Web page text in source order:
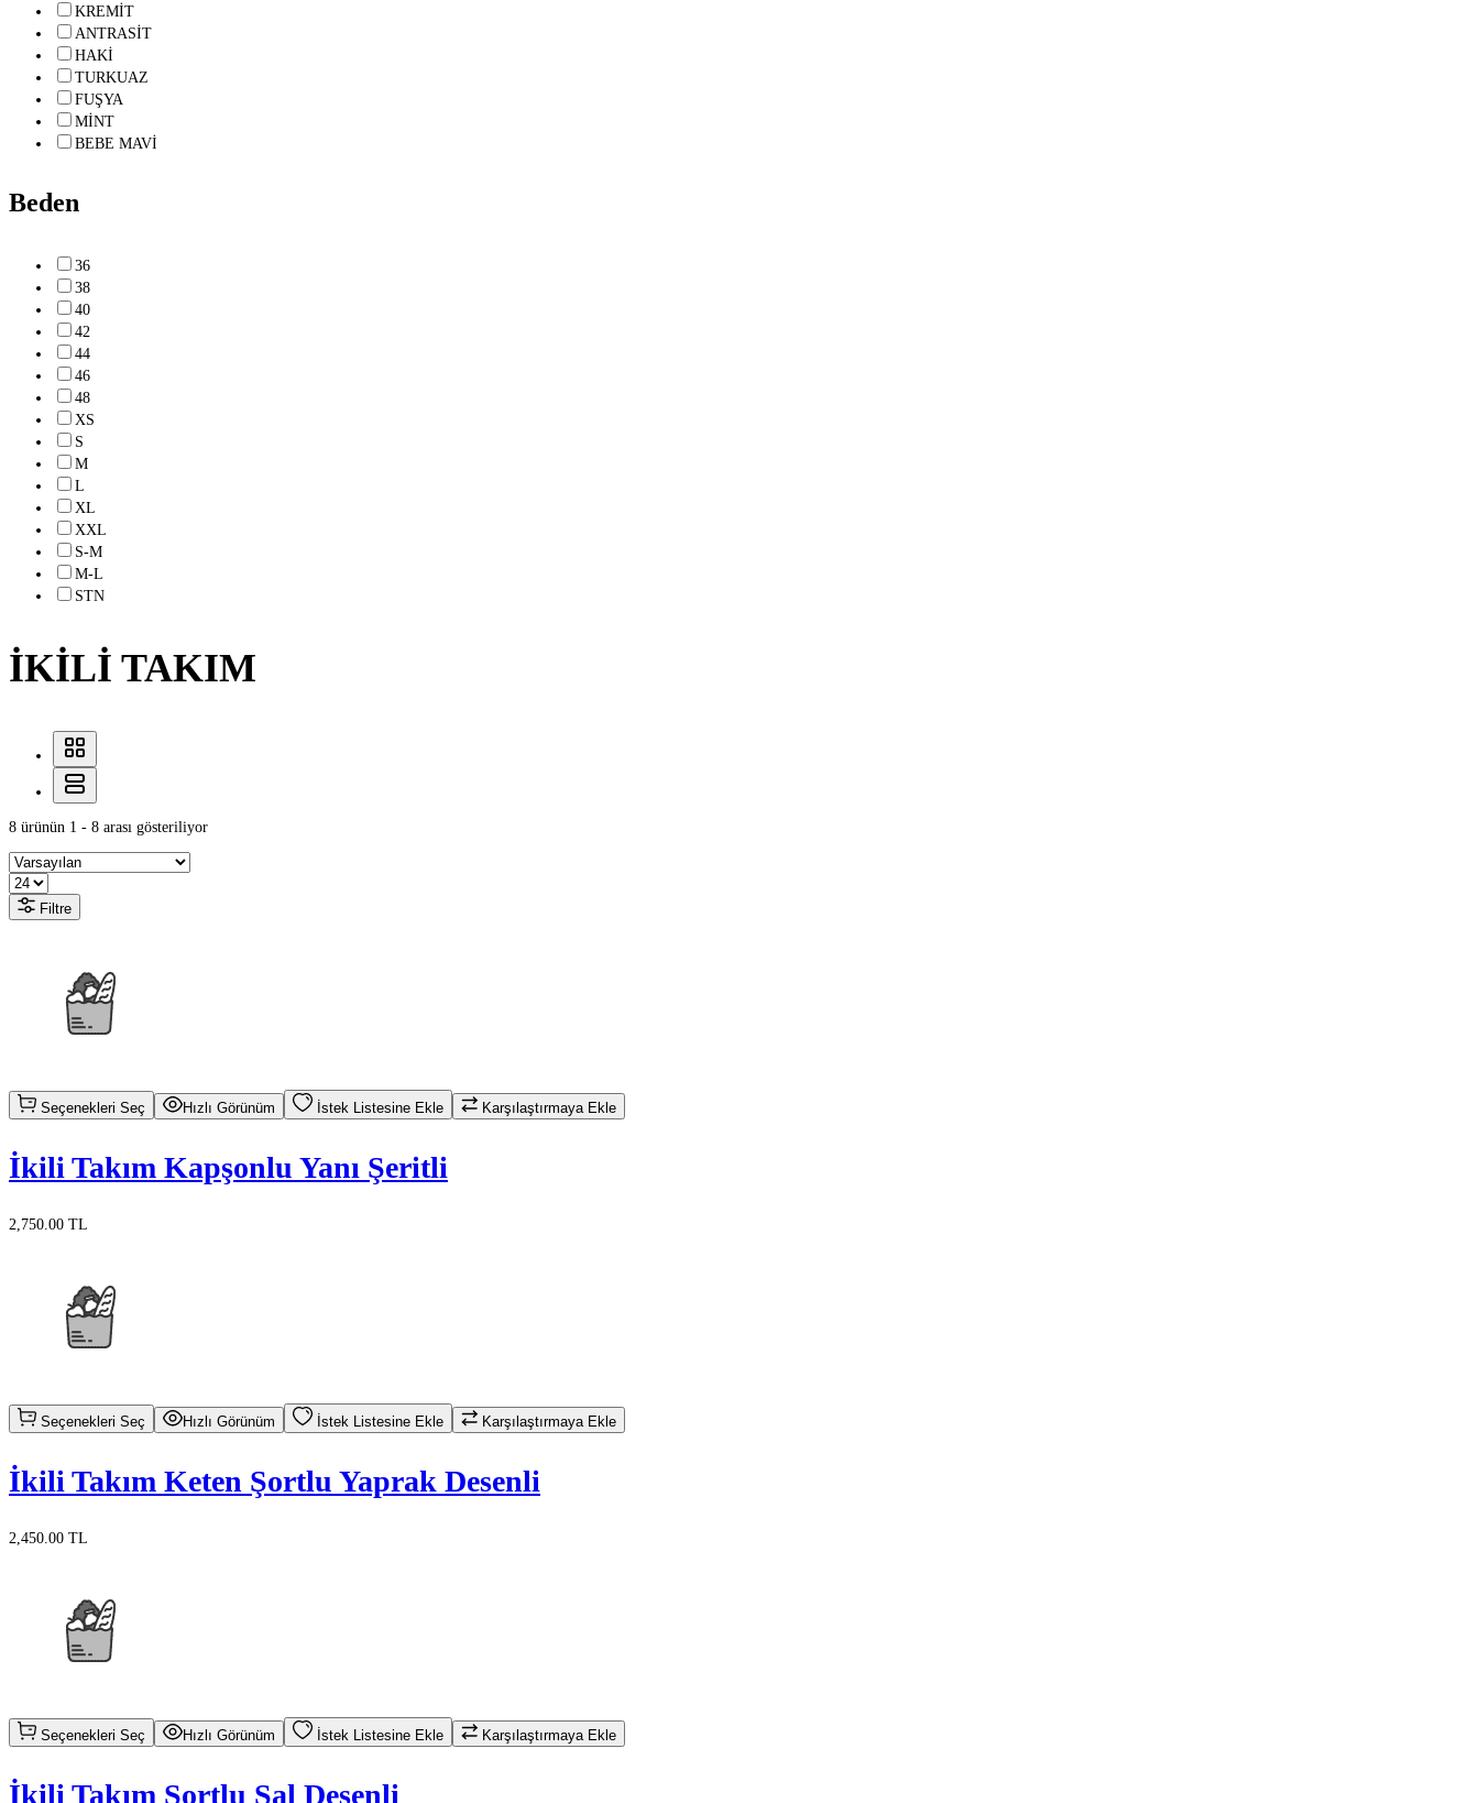
KREMİT
ANTRASİT
HAKİ
TURKUAZ
FUŞYA
MİNT
BEBE MAVİ
Beden
36
38
40
42
44
46
48
XS
S
M
L
XL
XXL
S-M
M-L
STN
İKİLİ TAKIM
8 ürünün 1 - 8 arası gösteriliyor
Filtre
Seçenekleri Seç Hızlı Görünüm İstek Listesine Ekle Karşılaştırmaya Ekle
İkili Takım Kapşonlu Yanı Şeritli
2,750.00 TL
Seçenekleri Seç Hızlı Görünüm İstek Listesine Ekle Karşılaştırmaya Ekle
İkili Takım Keten Şortlu Yaprak Desenli
2,450.00 TL
Seçenekleri Seç Hızlı Görünüm İstek Listesine Ekle Karşılaştırmaya Ekle
İkili Takım Şortlu Şal Desenli